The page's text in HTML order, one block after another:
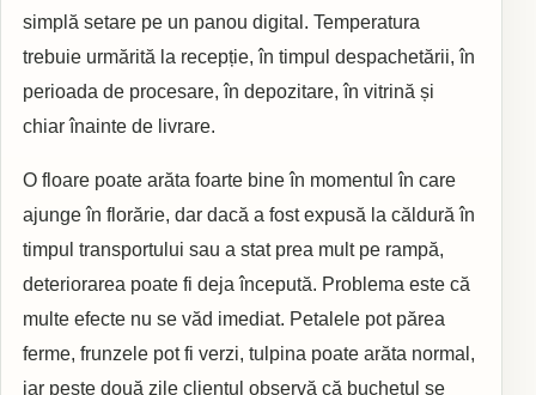
simplă setare pe un panou digital. Temperatura
trebuie urmărită la recepție, în timpul despachetării, în
perioada de procesare, în depozitare, în vitrină și
chiar înainte de livrare.
O floare poate arăta foarte bine în momentul în care
ajunge în florărie, dar dacă a fost expusă la căldură în
timpul transportului sau a stat prea mult pe rampă,
deteriorarea poate fi deja începută. Problema este că
multe efecte nu se văd imediat. Petalele pot părea
ferme, frunzele pot fi verzi, tulpina poate arăta normal,
iar peste două zile clientul observă că buchetul se